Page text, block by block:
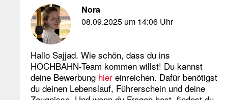
Nora
08.09.2025 um 14:06 Uhr
Hallo Sajjad. Wie schön, dass du ins
HOCHBAHN-Team kommen willst! Du kannst
deine Bewerbung hier einreichen. Dafür benötigst
du deinen Lebenslauf, Führerschein und deine